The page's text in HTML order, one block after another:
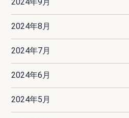
2024年8月
2024年7月
2024年6月
2024年5月